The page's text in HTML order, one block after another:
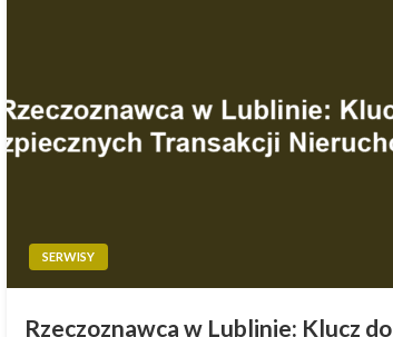
SERWISY
Rzeczoznawca w Lublinie: Klucz do